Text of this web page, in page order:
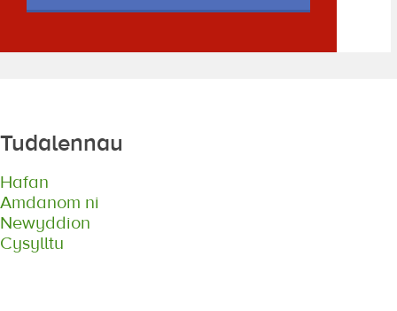
Tudalennau
Hafan
Amdanom ni
Newyddion
Cysylltu